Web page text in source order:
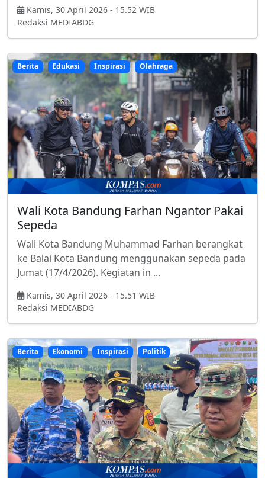
Kamis, 30 April 2026 - 15.52 WIB
Redaksi MEDIABDG
Berita Edukasi Inspirasi Olahraga
Wali Kota Bandung Farhan Ngantor Pakai
Sepeda
Wali Kota Bandung Muhammad Farhan berangkat
ke Balai Kota Bandung menggunakan sepeda pada
Jumat (17/4/2026). Kegiatan in ...
Kamis, 30 April 2026 - 15.51 WIB
Redaksi MEDIABDG
Berita Ekonomi Inspirasi Politik